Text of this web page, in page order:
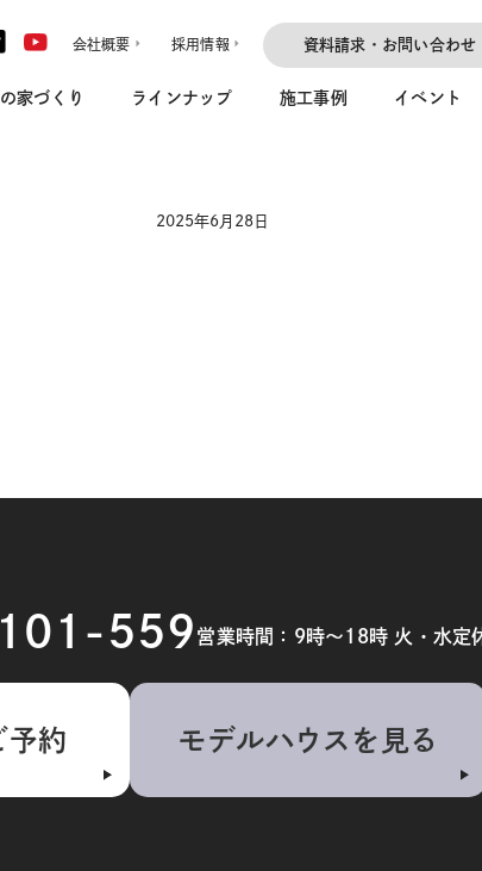
会社概要 採用情報 資料請求・お問い合わせ
家づくり ラインナップ 施工事例 イベント
2025年6月28日
559 営業時間：9時～18時 火・水定
予約 モデルハウスを見る